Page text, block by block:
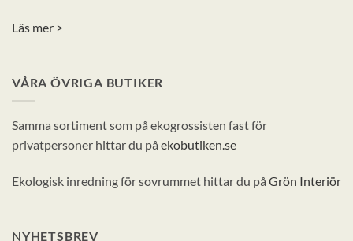
Läs mer >
VÅRA ÖVRIGA BUTIKER
Samma sortiment som på ekogrossisten fast för
privatpersoner hittar du på ekobutiken.se
Ekologisk inredning för sovrummet hittar du på Grön Interiör
NYHETSBREV